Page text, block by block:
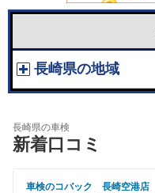
長崎県の地域
長崎県の車検
新着口コミ
車検のコバック 長崎空港店